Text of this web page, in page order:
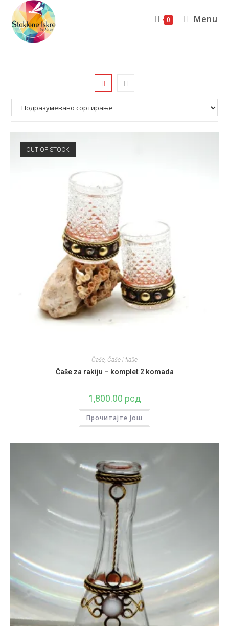
0 Menu
OUT OF STOCK
Čaše Čaše i flaše
Čaše za rakiju – komplet 2 komada
1,800.00 рсд
Прочитајте још